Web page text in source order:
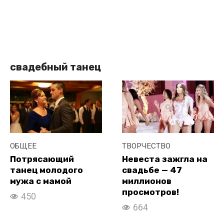
свадебный танец
ОБЩЕЕ
Потрясающий
танец молодого
мужа с мамой
450
ТВОРЧЕСТВО
Невеста зажгла на
свадьбе — 47
миллионов
просмотров!
664